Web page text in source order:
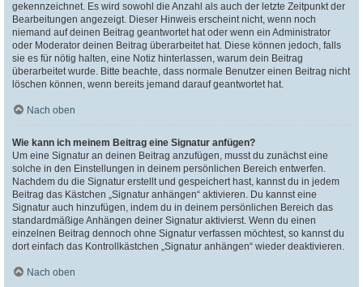
gekennzeichnet. Es wird sowohl die Anzahl als auch der letzte Zeitpunkt der
Bearbeitungen angezeigt. Dieser Hinweis erscheint nicht, wenn noch
niemand auf deinen Beitrag geantwortet hat oder wenn ein Administrator
oder Moderator deinen Beitrag überarbeitet hat. Diese können jedoch, falls
sie es für nötig halten, eine Notiz hinterlassen, warum dein Beitrag
überarbeitet wurde. Bitte beachte, dass normale Benutzer einen Beitrag nicht
löschen können, wenn bereits jemand darauf geantwortet hat.
Nach oben
Wie kann ich meinem Beitrag eine Signatur anfügen?
Um eine Signatur an deinen Beitrag anzufügen, musst du zunächst eine
solche in den Einstellungen in deinem persönlichen Bereich entwerfen.
Nachdem du die Signatur erstellt und gespeichert hast, kannst du in jedem
Beitrag das Kästchen „Signatur anhängen“ aktivieren. Du kannst eine
Signatur auch hinzufügen, indem du in deinem persönlichen Bereich das
standardmäßige Anhängen deiner Signatur aktivierst. Wenn du einen
einzelnen Beitrag dennoch ohne Signatur verfassen möchtest, so kannst du
dort einfach das Kontrollkästchen „Signatur anhängen“ wieder deaktivieren.
Nach oben